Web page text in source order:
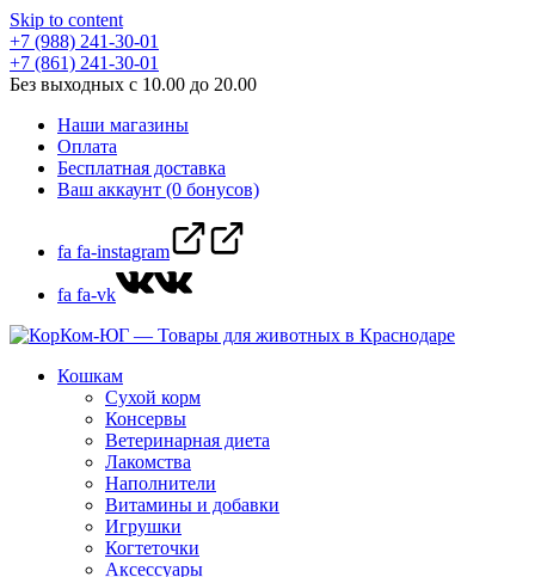
Skip to content
+7 (988) 241-30-01
+7 (861) 241-30-01
Без выходных с 10.00 до 20.00
Наши магазины
Оплата
Бесплатная доставка
Ваш аккаунт (0 бонусов)
fa fa-instagram
fa fa-vk
Кошкам
Сухой корм
Консервы
Ветеринарная диета
Лакомства
Наполнители
Витамины и добавки
Игрушки
Когтеточки
Аксессуары